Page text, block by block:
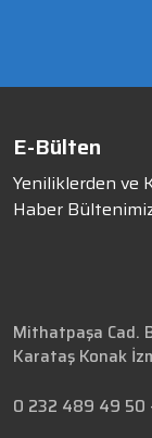
E-Bülten
Yeniliklerden ve
Haber
Mithatpaşa Cad.
Karataş Konak
0 232 489 49 50